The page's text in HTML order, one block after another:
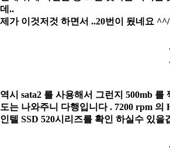
데..
제가 이것저것 하면서 ..20번이 됬네요 ^^/
역시 sata2 를 사용해서 그런지 500mb
도는 나와주니 다행입니다 . 7200 rpm 의
인텔 SSD 520시리즈를 확인 하실수 있을